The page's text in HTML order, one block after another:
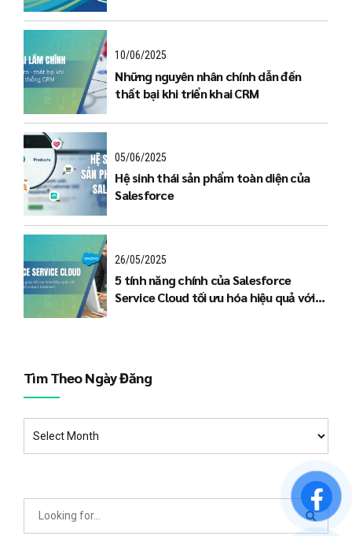
10/06/2025
Những nguyên nhân chính dẫn đến
thất bại khi triển khai CRM
05/06/2025
Hệ sinh thái sản phẩm toàn diện của
Salesforce
26/05/2025
5 tính năng chính của Salesforce
Service Cloud tối ưu hóa hiệu quả với
Tìm Theo Ngày Đăng